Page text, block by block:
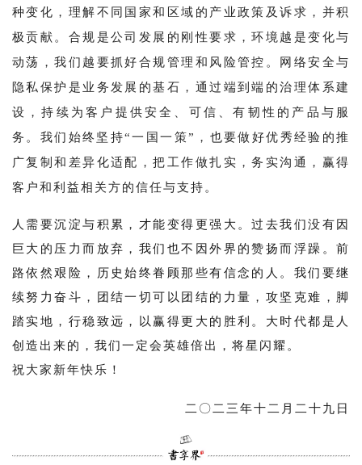
种变化，理解不同国家和区域的产业政策及诉求，并积
极贡献。合规是公司发展的刚性要求，环境越是变化与
动荡，我们越要抓好合规管理和风险管控。网络安全与
隐私保护是业务发展的基石，通过端到端的治理体系建
设，持续为客户提供安全、可信、有韧性的产品与服
务。我们始终坚持“一国一策”，也要做好优秀经验的推
广复制和差异化适配，把工作做扎实，务实沟通，赢得
客户和利益相关方的信任与支持。
人需要沉淀与积累，才能变得更强大。过去我们没有因
巨大的压力而放弃，我们也不因外界的赞扬而浮躁。前
路依然艰险，历史始终眷顾那些有信念的人。我们要继
续努力奋斗，团结一切可以团结的力量，攻坚克难，脚
踏实地，行稳致远，以赢得更大的胜利。大时代都是人
创造出来的，我们一定会英雄倍出，将星闪耀。
祝大家新年快乐！
二〇二三年十二月二十九日